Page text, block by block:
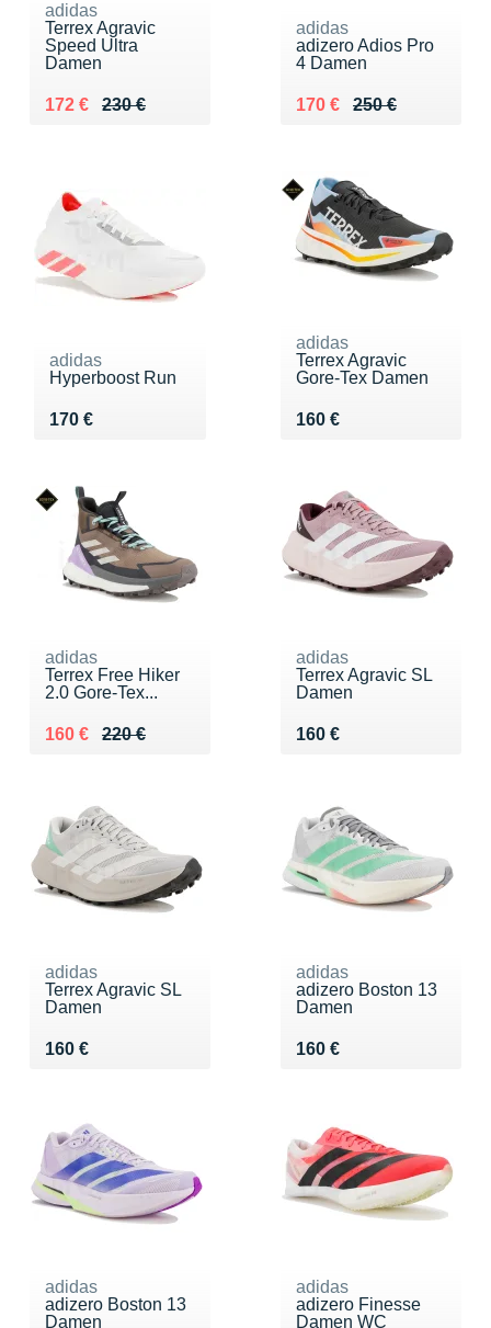
adidas
Terrex Agravic
Speed Ultra
Damen
230 €
Au lieu de 230 €
172 €
Vendu 172 €
adidas
adizero Adios Pro
4 Damen
250 €
Au lieu de 250 €
170 €
Vendu 170 €
adidas
Hyperboost Run
170 €
Vendu 170 €
adidas
Terrex Agravic
Gore-Tex Damen
160 €
Vendu 160 €
adidas
Terrex Free Hiker
2.0 Gore-Tex...
220 €
Au lieu de 220 €
160 €
Vendu 160 €
adidas
Terrex Agravic SL
Damen
160 €
Vendu 160 €
adidas
Terrex Agravic SL
Damen
160 €
Vendu 160 €
adidas
adizero Boston 13
Damen
160 €
Vendu 160 €
adidas
adizero Boston 13
Damen
adidas
adizero Finesse
Damen WC